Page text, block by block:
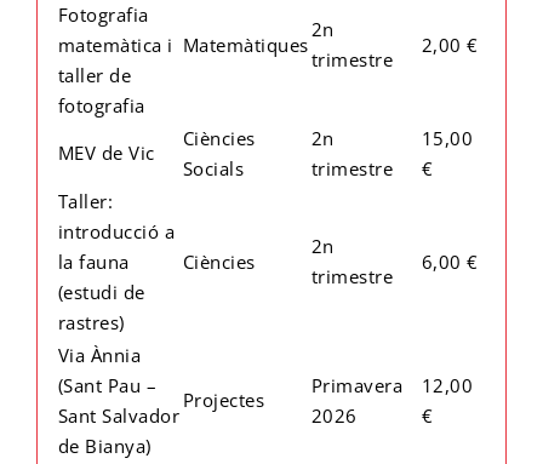
Fotografia
matemàtica i
taller de
fotografia
Matemàtiques
2n
trimestre
2,00 €
MEV de Vic
Ciències
Socials
2n
trimestre
15,00
€
Taller:
introducció a
la fauna
(estudi de
rastres)
Ciències
2n
trimestre
6,00 €
Via Ànnia
(Sant Pau –
Sant Salvador
de Bianya)
Projectes
Primavera
2026
12,00
€